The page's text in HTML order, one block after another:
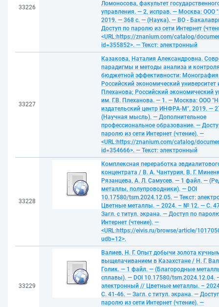
33226
Ломоносова, факультет
управления. — 2, исправ. — Москва: ООО
2019. — 368 с. — (Наука). — ВО -
Доступ по паролю из сети Интернет
<URL:https://znanium.com/catalog/
id=355852>. — Текст: электронный
33227
Казакова, Наталия Александровна.
парадигмы и методы анализа и
бюджетной эффективности:
Российский экономический университет
Плеханова; Российский экономический
им. Г.В. Плеханова. — 1. — Москва: ООО
издательский центр ИНФРА-М", 2019. —
(Научная мысль). — Дополнительное
профессиональное образование. —
паролю из сети Интернет (чтение). —
<URL:https://znanium.com/catalog/
id=354666>. — Текст: электронный
33228
Комплексная переработка
концентрата / В. А. Чантурия, В. Г.
Рязанцева, А. Л. Самусев. — 1 файл. —
металлы, полупроводники). — DOI
10.17580/tsm.2024.12.05. — Текст:
Цветные металлы. – 2024. – № 12. — С.
Загл. с титул. экрана. — Доступ по
Интернет (чтение). —
<URL:https://eivis.ru/browse/article/
udb=12>.
33229
Валиев, Н. Г. Опыт добычи золота
выщелачиванием в Казахстане / Н. Г.
Голик. — 1 файл. — (Благородные
сплавы). — DOI 10.17580/tsm.2024.12.04.
электронный // Цветные металлы. –
С. 41-46. — Загл. с титул. экрана. —
паролю из сети Интернет (чтение). —